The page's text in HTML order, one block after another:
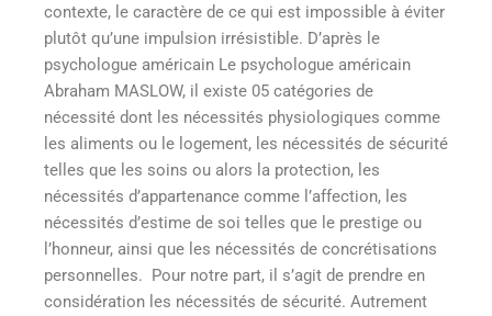
contexte, le caractère de ce qui est impossible à éviter
plutôt qu’une impulsion irrésistible. D’après le
psychologue américain Le psychologue américain
Abraham MASLOW, il existe 05 catégories de
nécessité dont les nécessités physiologiques comme
les aliments ou le logement, les nécessités de sécurité
telles que les soins ou alors la protection, les
nécessités d’appartenance comme l’affection, les
nécessités d’estime de soi telles que le prestige ou
l’honneur, ainsi que les nécessités de concrétisations
personnelles. Pour notre part, il s’agit de prendre en
considération les nécessités de sécurité. Autrement